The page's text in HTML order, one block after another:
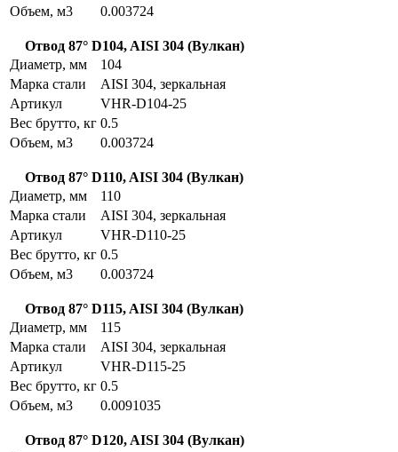
Объем, м3 0.003724
Отвод 87° D104, AISI 304 (Вулкан)
Диаметр, мм
104
Марка стали
AISI 304, зеркальная
Артикул
VHR-D104-25
Вес брутто, кг 0.5
Объем, м3
0.003724
Отвод 87° D110, AISI 304 (Вулкан)
Диаметр, мм
110
Марка стали
AISI 304, зеркальная
Артикул
VHR-D110-25
Вес брутто, кг 0.5
Объем, м3
0.003724
Отвод 87° D115, AISI 304 (Вулкан)
Диаметр, мм
115
Марка стали
AISI 304, зеркальная
Артикул
VHR-D115-25
Вес брутто, кг 0.5
Объем, м3
0.0091035
Отвод 87° D120, AISI 304 (Вулкан)